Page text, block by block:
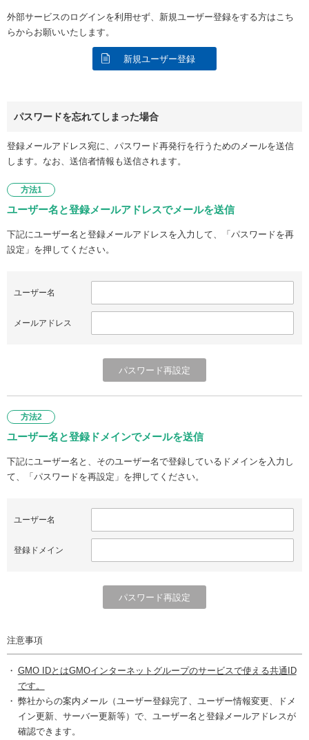
外部サービスのログインを利用せず、新規ユーザー登録をする方はこち
らからお願いいたします。
新規ユーザー登録
パスワードを忘れてしまった場合
登録メールアドレス宛に、パスワード再発行を行うためのメールを送信
します。なお、送信者情報も送信されます。
方法1
ユーザー名と登録メールアドレスでメールを送信
下記にユーザー名と登録メールアドレスを入力して、「パスワードを再
設定」を押してください。
ユーザー名
メールアドレス
方法2
ユーザー名と登録ドメインでメールを送信
下記にユーザー名と、そのユーザー名で登録しているドメインを入力し
て、「パスワードを再設定」を押してください。
ユーザー名
登録ドメイン
注意事項
GMO IDとはGMOインターネットグループのサービスで使える共通ID
です。
弊社からの案内メール（ユーザー登録完了、ユーザー情報変更、ドメ
イン更新、サーバー更新等）で、ユーザー名と登録メールアドレスが
確認できます。